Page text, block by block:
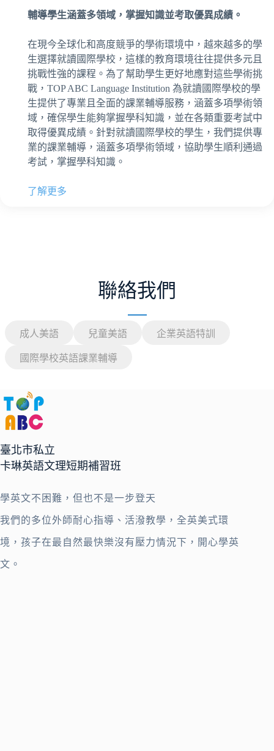
輔導學生涵蓋多領域，掌握知識並考取優異成績。
在現今全球化和高度競爭的學術環境中，越來越多的學
生選擇就讀國際學校，這樣的教育環境往往提供多元且
挑戰性強的課程。為了幫助學生更好地應對這些學術挑
戰，TOP ABC Language Institution 為就讀國際學校的學
生提供了專業且全面的課業輔導服務，涵蓋多項學術領
域，確保學生能夠掌握學科知識，並在各類重要考試中
取得優異成績。針對就讀國際學校的學生，我們提供專
業的課業輔導，涵蓋多項學術領域，協助學生順利通過
考試，掌握學科知識。
了解更多
聯絡我們
成人美語 兒童美語 企業英語特訓
國際學校英語課業輔導
臺北市私立
卡琳英語文理短期補習班
學英文不困難，但也不是一步登天
我們的多位外師耐心指導、活潑教學，全英美式環
境，孩子在最自然最快樂沒有壓力情況下，開心學英
文。